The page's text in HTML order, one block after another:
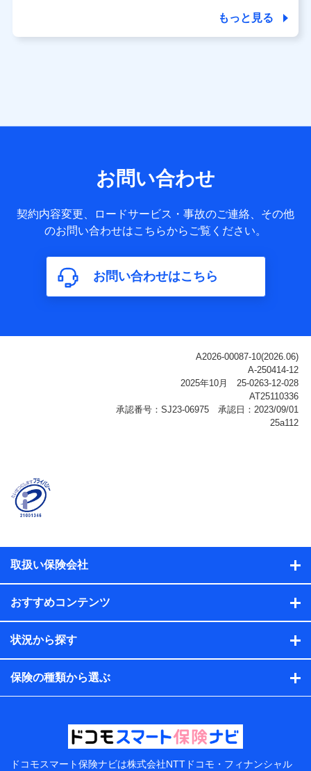
個人データは、こちら の利用目的の範囲内に限って共同利
用します。
サービス提供等を通じて取得した、以下の情報などの個人デ
基本情報
氏名、電話番号、メールアドレス、お客さまの識別子、
属性、連絡先、dポイントサービスのご利用に関する情
構成、住所、dポイント残高、dポイント利用履歴などが
含まれます。
利用情報
ご契約状態・ご利用履歴インターネット利用時の行動に
関する情報、アプリケーション利用時の行動に関する情
報、購入されたサービスや商品の名称・購入場所・決済
に関する情報、アンケートの回答に関する情報などが含
名、住所、生年月日、性別、保険契約者と被保険者の関
係、保険加入の目的、保険商品の内容、保険料、保険料
のお支払方法、車のメーカーや走行距離などの情報、建
ル内容や送信履歴の情報及び保険の更改案内等を提供し
保険契約情報
当社または株式会社NTTドコモ・フィナンシャルグルー
プが取得し、又は保有する保険契約に関する情報。例と
して、保険契約者及び被保険者の氏名、住所、生年月
日、性別、保険契約者と被保険者の関係、保険加入の目
的、保険商品の内容、保険料、保険料のお支払方法、車
のメーカーや走行距離などの情報、建物の構造や築年数
などの情報、ペットの種類や年齢などの情報などが含ま
提供当事者から受領当事者が個人データを取得する方法
電子的・電磁的方法等
【共同して利用する者の範囲】
もっと見る
お問い合わせ
契約内容変更、ロードサービス・事故のご連絡、その他
のお問い合わせはこちらからご覧ください。
お問い合わせはこちら
取扱い保険会社
おすすめコンテンツ
状況から探す
保険の種類から選ぶ
ドコモスマート保険ナビは株式会社NTTドコモ・フィナンシャル